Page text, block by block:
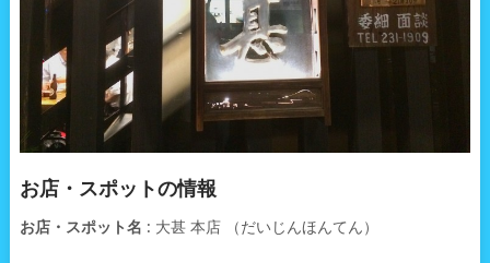
お店・スポットの情報
お店・スポット名 : 大甚 本店 （だいじんほんてん）